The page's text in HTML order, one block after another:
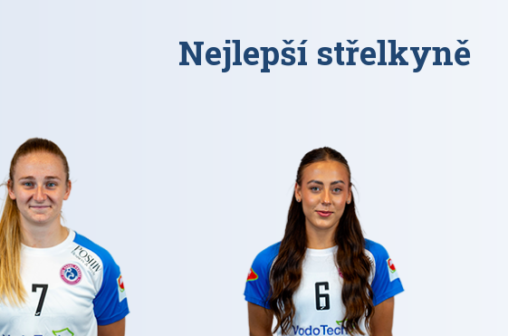
Nejlepší střelkyně